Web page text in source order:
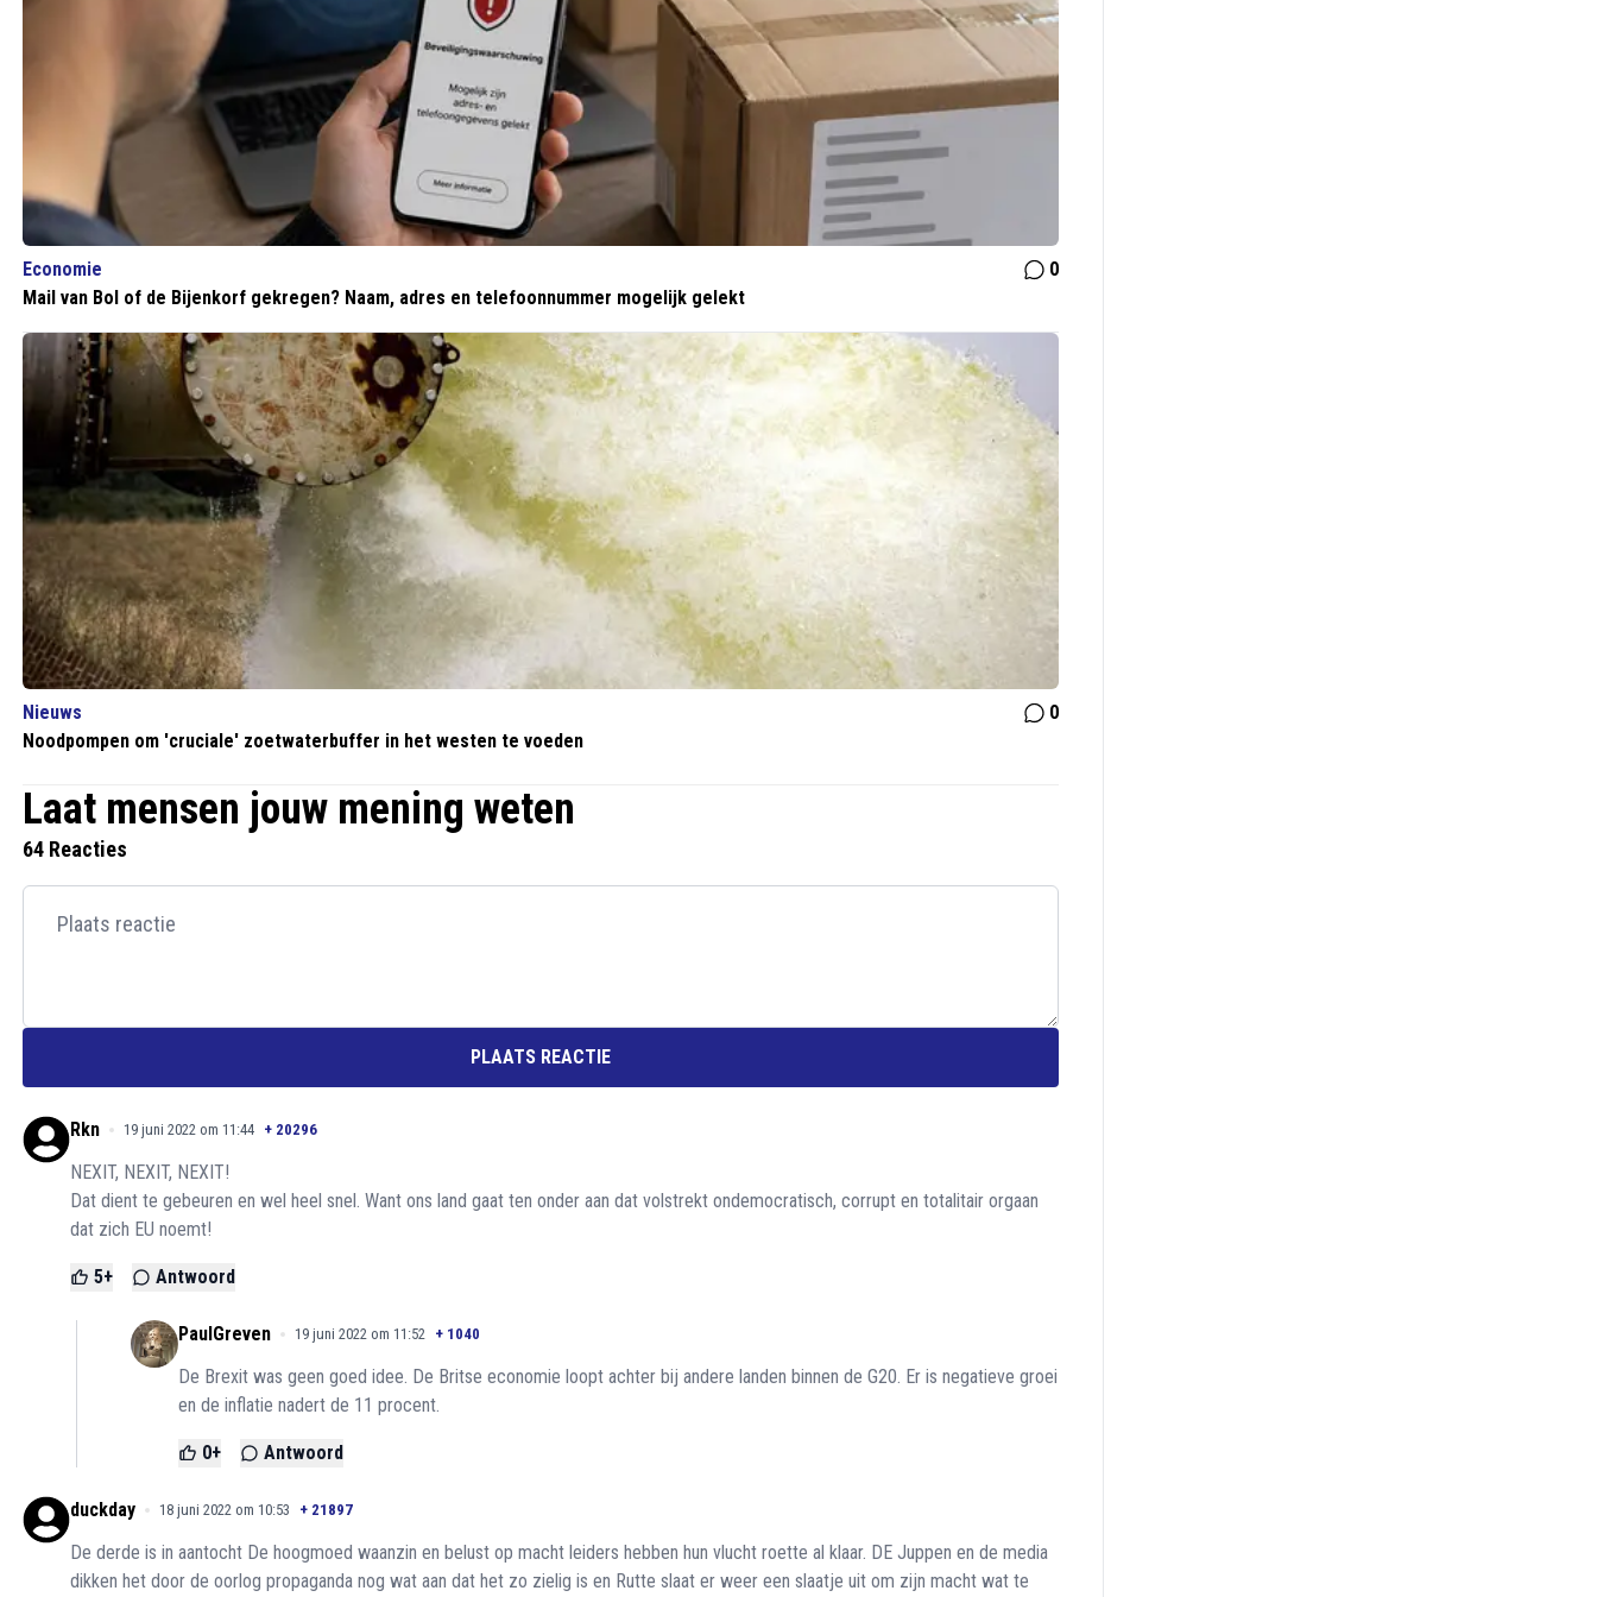
Economie
0
Mail van Bol of de Bijenkorf gekregen? Naam, adres en telefoonnummer mogelijk gelekt
Nieuws
0
Noodpompen om 'cruciale' zoetwaterbuffer in het westen te voeden
Laat mensen jouw mening weten
64 Reacties
PLAATS REACTIE
Rkn 19 juni 2022 om 11:44 + 20296
NEXIT, NEXIT, NEXIT!
Dat dient te gebeuren en wel heel snel. Want ons land gaat ten onder aan dat volstrekt ondemocratisch, corrupt en totalitair orgaan
dat zich EU noemt!
5+ Antwoord
PaulGreven 19 juni 2022 om 11:52 + 1040
De Brexit was geen goed idee. De Britse economie loopt achter bij andere landen binnen de G20. Er is negatieve groei
en de inflatie nadert de 11 procent.
0+ Antwoord
duckday 18 juni 2022 om 10:53 + 21897
De derde is in aantocht De hoogmoed waanzin en belust op macht leiders hebben hun vlucht roette al klaar. DE Juppen en de media
dikken het door de oorlog propaganda nog wat aan dat het zo zielig is en Rutte slaat er weer een slaatje uit om zijn macht wat te